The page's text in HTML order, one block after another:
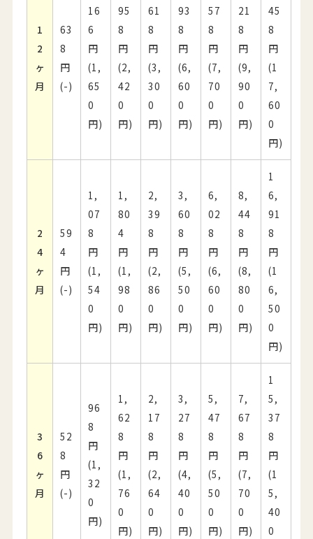
1
2
ヶ
月
63
8
円
(-)
16
6
円
(1,
65
0
円)
95
8
円
(2,
42
0
円)
61
8
円
(3,
30
0
円)
93
8
円
(6,
60
0
円)
57
8
円
(7,
70
0
円)
21
8
円
(9,
90
0
円)
45
8
円
(1
7,
60
0
円)
2
4
ヶ
月
59
4
円
(-)
1,
07
8
円
(1,
54
0
円)
1,
80
4
円
(1,
98
0
円)
2,
39
8
円
(2,
86
0
円)
3,
60
8
円
(5,
50
0
円)
6,
02
8
円
(6,
60
0
円)
8,
44
8
円
(8,
80
0
円)
1
6,
91
8
円
(1
6,
50
0
円)
3
6
ヶ
月
52
8
円
(-)
96
8
円
(1,
32
0
円)
1,
62
8
円
(1,
76
0
円)
2,
17
8
円
(2,
64
0
円)
3,
27
8
円
(4,
40
0
円)
5,
47
8
円
(5,
50
0
円)
7,
67
8
円
(7,
70
0
円)
1
5,
37
8
円
(1
5,
40
0